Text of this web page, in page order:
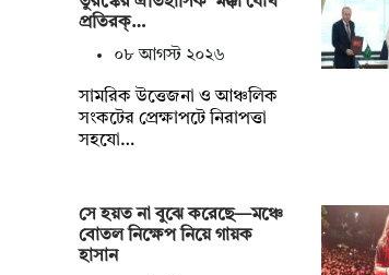
প্রতিরক্…
০৮ আগস্ট ২০২৬
সামরিক উত্তেজনা ও আঞ্চলিক
সংকটের প্রেক্ষাপটে নিরাপত্তা
সহযো…
সে হয়ত না ‍বুঝে করেছে—মঞ্চে
বোতল নিক্ষেপ নিয়ে গায়ক
হাসান